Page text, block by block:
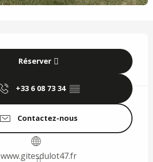
Réserver
+33 6 08 73 34 ▒▒
Contactez-nous
www.gitesdulot47.fr